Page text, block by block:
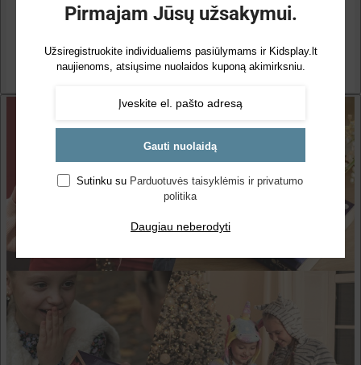
Pirmajam Jūsų užsakymui.
Užsiregistruokite individualiems pasiūlymams ir Kidsplay.lt
naujienoms, atsiųsime nuolaidos kuponą akimirksniu.
Gauti nuolaidą
Sutinku su Parduotuvės taisyklėmis ir privatumo
politika
Daugiau neberodyti